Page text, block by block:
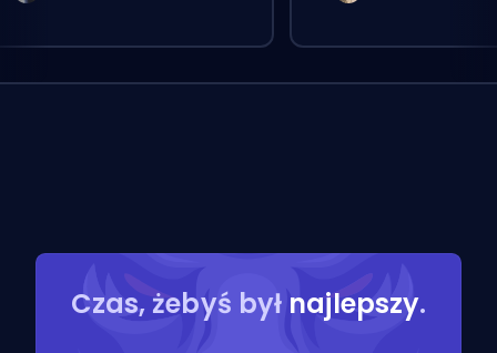
Czas, żebyś był najlepszy.